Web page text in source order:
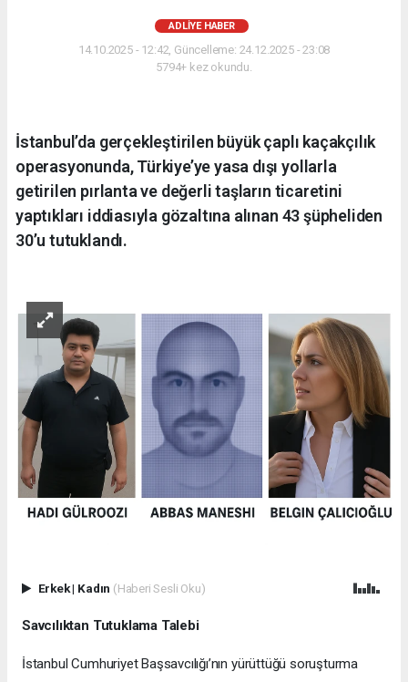
ADLIYE HABER
14.10.2025 - 12:42, Güncelleme: 24.12.2025 - 23:08
5794+ kez okundu.
İstanbul’da gerçekleştirilen büyük çaplı kaçakçılık
operasyonunda, Türkiye’ye yasa dışı yollarla
getirilen pırlanta ve değerli taşların ticaretini
yaptıkları iddiasıyla gözaltına alınan 43 şüpheliden
30’u tutuklandı.
Erkek| Kadın (Haberi Sesli Oku)
Savcılıktan Tutuklama Talebi
İstanbul Cumhuriyet Başsavcılığı’nın yürüttüğü soruşturma